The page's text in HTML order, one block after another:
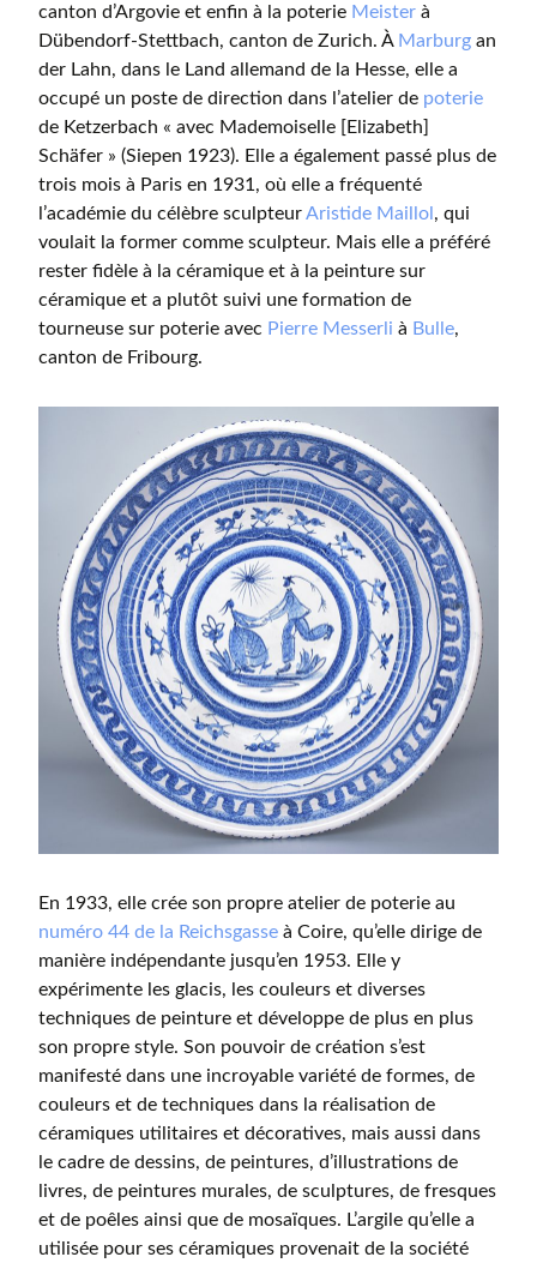
canton d’Argovie et enfin à la poterie Meister à
Dübendorf-Stettbach, canton de Zurich. À Marburg an
der Lahn, dans le Land allemand de la Hesse, elle a
occupé un poste de direction dans l’atelier de poterie
de Ketzerbach « avec Mademoiselle [Elizabeth]
Schäfer » (Siepen 1923). Elle a également passé plus de
trois mois à Paris en 1931, où elle a fréquenté
l’académie du célèbre sculpteurAristide Maillol, qui
voulait la former comme sculpteur. Mais elle a préféré
rester fidèle à la céramique et à la peinture sur
céramique et a plutôt suivi une formation de
tourneuse sur poterie avec Pierre Messerli à Bulle,
canton de Fribourg.
En 1933, elle crée son propre atelier de poterie au
numéro 44 de la Reichsgasse à Coire, qu’elle dirige de
manière indépendante jusqu’en 1953. Elle y
expérimente les glacis, les couleurs et diverses
techniques de peinture et développe de plus en plus
son propre style. Son pouvoir de création s’est
manifesté dans une incroyable variété de formes, de
couleurs et de techniques dans la réalisation de
céramiques utilitaires et décoratives, mais aussi dans
le cadre de dessins, de peintures, d’illustrations de
livres, de peintures murales, de sculptures, de fresques
et de poêles ainsi que de mosaïques. L’argile qu’elle a
utilisée pour ses céramiques provenait de la société